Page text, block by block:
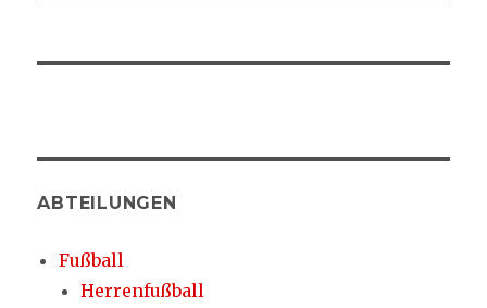
ABTEILUNGEN
Fußball
Herrenfußball